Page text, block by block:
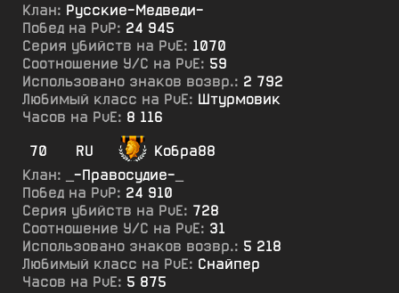
Клан: Русские-Медведи-
Побед на PvP: 24 945
Серия убийств на PvE: 1070
Соотношение У/С на PvE: 59
Использовано знаков возвр.: 2 792
Любимый класс на PvE: Штурмовик
Часов на PvE: 8 116
70
RU
Кобра88
Клан:
_-Правосудие-_
Побед на PvP: 24 910
Серия убийств на PvE: 728
Соотношение У/С на PvE: 31
Использовано знаков возвр.: 5 218
Любимый класс на PvE: Снайпер
Часов на PvE: 5 875